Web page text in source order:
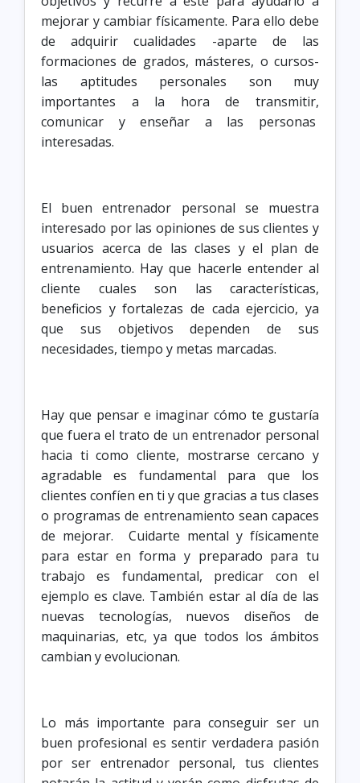
mejorar y cambiar físicamente. Para ello debe
de adquirir cualidades -aparte de las
formaciones de grados, másteres, o cursos-
las aptitudes personales son muy
importantes a la hora de transmitir,
comunicar y enseñar a las personas
interesadas.
El buen entrenador personal se muestra
interesado por las opiniones de sus clientes y
usuarios acerca de las clases y el plan de
entrenamiento. Hay que hacerle entender al
cliente cuales son las características,
beneficios y fortalezas de cada ejercicio, ya
que sus objetivos dependen de sus
necesidades, tiempo y metas marcadas.
Hay que pensar e imaginar cómo te gustaría
que fuera el trato de un entrenador personal
hacia ti como cliente, mostrarse cercano y
agradable es fundamental para que los
clientes confíen en ti y que gracias a tus clases
o programas de entrenamiento sean capaces
de mejorar. Cuidarte mental y físicamente
para estar en forma y preparado para tu
trabajo es fundamental, predicar con el
ejemplo es clave. También estar al día de las
nuevas tecnologías, nuevos diseños de
maquinarias, etc, ya que todos los ámbitos
cambian y evolucionan.
Lo más importante para conseguir ser un
buen profesional es sentir verdadera pasión
por ser entrenador personal, tus clientes